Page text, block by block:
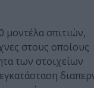
μοντέλα σπιτιών,
στους οποίους
των στοιχείων